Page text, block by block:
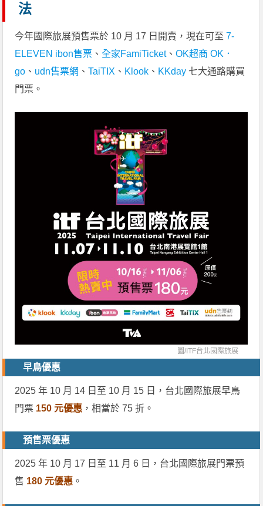
法
今年國際旅展預售票於 10 月 17 日開賣，現在可至7-
ELEVEN ibon售票 、全家FamiTicket、OK超商 OK．
go 、 udn售票網 、TaiTIX 、 Klook 、 KKday 七大通路購買
門票。
圖/ ITF台北國際旅展
早鳥優惠
2025 年 10 月 14 日至 10 月 15 日，台北國際旅展早鳥
門票 150 元優惠 ，相當於 75 折。
預售票優惠
2025 年 10 月 17 日至 11 月 6 日，台北國際旅展門票預
售 180 元優惠 。